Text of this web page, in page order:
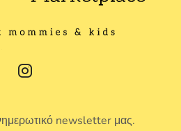
newsletter μας.